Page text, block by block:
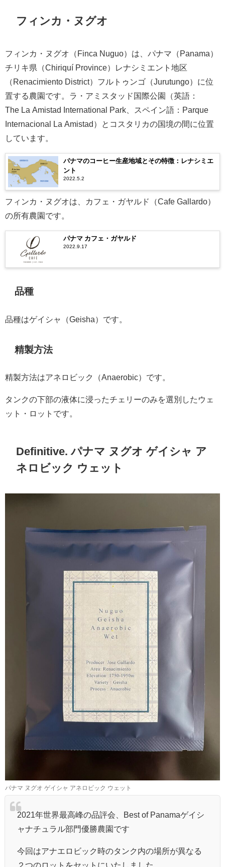
フィンカ・ヌグオ
フィンカ・ヌグオ（Finca Nuguo）は、パナマ（Panama）
チリキ県（Chiriquí Province）レナシミエント地区
（Renacimiento District）フルトゥンゴ（Jurutungo）に位
置する農園です。ラ・アミスタッド国際公園（英語：
The La Amistad International Park、スペイン語：Parque
Internacional La Amistad）とコスタリカの国境の間に位置
しています。
パナマのコーヒー生産地域とその特徴：レナシミエ
ント
2022.5.2
フィンカ・ヌグオは、カフェ・ガヤルド（Cafe Gallardo）
の所有農園です。
パナマ カフェ・ガヤルド
2022.9.17
品種
品種はゲイシャ（Geisha）です。
精製方法
精製方法はアネロビック（Anaerobic）です。
タンクの下部の液体に浸ったチェリーのみを選別したウェ
ット・ロットです。
Definitive. パナマ ヌグオ ゲイシャ ア
ネロビック ウェット
パナマ ヌグオ ゲイシャ アネロビック ウェット
2021年世界最高峰の品評会、Best of Panamaゲイシ
ャナチュラル部門優勝農園です
今回はアナエロビック時のタンク内の場所が異なる
２つのロットをセットにいたしました